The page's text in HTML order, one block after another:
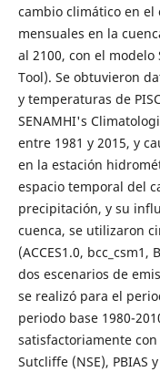
cambio climático en el
mensuales en la
al 2100, con el modelo
Tool). Se obtuvieron
y temperaturas de
SENAMHI's
entre 1981 y 2015, y
en la estación
espacio temporal del
precipitación, y su
cuenca, se utilizaron
(ACCES1.0, bcc_csm1,
dos escenarios de
se realizó para el
periodo base 1980-
satisfactoriamente
Sutcliffe (NSE), PBIAS